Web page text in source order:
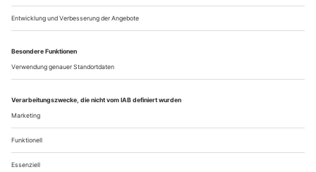
Mozart und die Familie Weber – das Thema fasziniert seit
jeher vor allem die populärwissenschaftliche Mozart-Literatur.
Mit Aloysia Weber verband Mozart eine
Jugendliebe, Constanze Weber wurde seine Frau, Josepha
Weber, verheiratete Hofer, war die erste Königin der Nacht.
Alle drei Frauen hinterließen Spuren nicht nur in Mozarts
Leben, sondern auch in seinem Werk....
Über uns Kontakt Kritikerumfrage Newsletter